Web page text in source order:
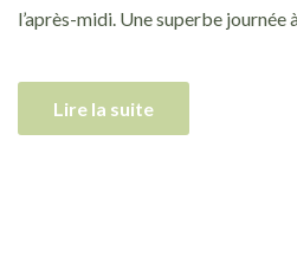
l’après-midi. Une superbe journée
Lire la suite